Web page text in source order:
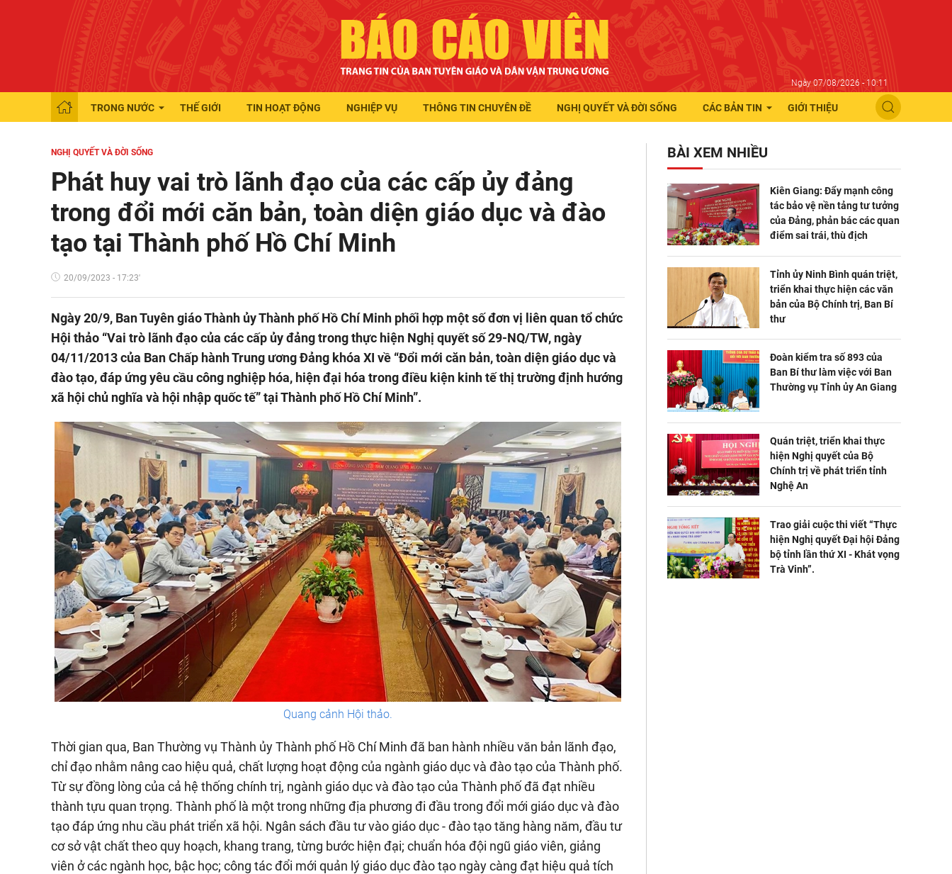
Ngày 07/08/2026 - 10:11
TRONG NƯỚC THẾ GIỚI TIN HOẠT ĐỘNG NGHIỆP VỤ THÔNG TIN CHUYÊN ĐỀ NGHỊ QUYẾT VÀ ĐỜI SỐNG CÁC BẢN TIN GIỚI THIỆU
NGHỊ QUYẾT VÀ ĐỜI SỐNG
Phát huy vai trò lãnh đạo của các cấp ủy đảng
trong đổi mới căn bản, toàn diện giáo dục và đào
tạo tại Thành phố Hồ Chí Minh
20/09/2023 - 17:23'
Ngày 20/9, Ban Tuyên giáo Thành ủy Thành phố Hồ Chí Minh phối hợp một số đơn vị liên quan tổ chức
Hội thảo “Vai trò lãnh đạo của các cấp ủy đảng trong thực hiện Nghị quyết số 29-NQ/TW, ngày
04/11/2013 của Ban Chấp hành Trung ương Đảng khóa XI về “Đổi mới căn bản, toàn diện giáo dục và
đào tạo, đáp ứng yêu cầu công nghiệp hóa, hiện đại hóa trong điều kiện kinh tế thị trường định hướng
xã hội chủ nghĩa và hội nhập quốc tế” tại Thành phố Hồ Chí Minh”.
Quang cảnh Hội thảo.
Thời gian qua, Ban Thường vụ Thành ủy Thành phố Hồ Chí Minh đã ban hành nhiều văn bản lãnh đạo,
chỉ đạo nhằm nâng cao hiệu quả, chất lượng hoạt động của ngành giáo dục và đào tạo của Thành phố.
Từ sự đồng lòng của cả hệ thống chính trị, ngành giáo dục và đào tạo của Thành phố đã đạt nhiều
thành tựu quan trọng. Thành phố là một trong những địa phương đi đầu trong đổi mới giáo dục và đào
tạo đáp ứng nhu cầu phát triển xã hội. Ngân sách đầu tư vào giáo dục - đào tạo tăng hàng năm, đầu tư
cơ sở vật chất theo quy hoạch, khang trang, từng bước hiện đại; chuẩn hóa đội ngũ giáo viên, giảng
viên ở các ngành học, bậc học; công tác đổi mới quản lý giáo dục đào tạo ngày càng đạt hiệu quả tích
BÀI XEM NHIỀU
Kiên Giang: Đẩy mạnh công
tác bảo vệ nền tảng tư tưởng
của Đảng, phản bác các quan
điểm sai trái, thù địch
Tỉnh ủy Ninh Bình quán triệt,
triển khai thực hiện các văn
bản của Bộ Chính trị, Ban Bí
thư
Đoàn kiểm tra số 893 của
Ban Bí thư làm việc với Ban
Thường vụ Tỉnh ủy An Giang
Quán triệt, triển khai thực
hiện Nghị quyết của Bộ
Chính trị về phát triển tỉnh
Nghệ An
Trao giải cuộc thi viết “Thực
hiện Nghị quyết Đại hội Đảng
bộ tỉnh lần thứ XI - Khát vọng
Trà Vinh”.